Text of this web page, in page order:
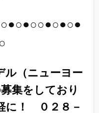
ル（ニューヨー
集をしており
に！ ０２８－